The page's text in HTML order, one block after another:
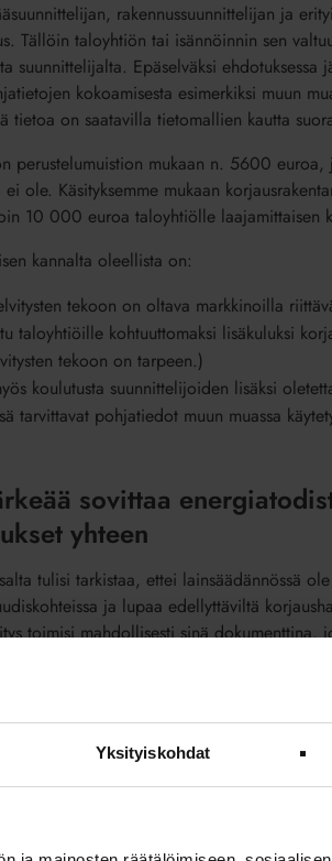
Yksityiskohdat
rakennussuunnittelijan ja
Tällöin taloyhtiön tai isännöinnin sen
suunnittelijalta. Epäselväksi ehdotuksessa
kokoamisesta esimerkiksi muun
tietoa on saatavilla tietomallien kautta
perustelumuistion mukaan n. 5600
ole. Käsityksemme mukaan
10 000 euroa taloyhtiölle laajamittaisen
kannalta oleellista on:
tekoon on oltava markkinoilla
taloyhtiöille kohtuuttomaksi lisäkuluksi
tekoon on tarpeen.)
koulutusta suunnittelijoiden lisäksi
tarvittavat pohjatiedot muun muassa
sovittaa
yhteen
tulisi tarkistaa, ettei lainsäädännössä
ja lupaa edellyttäviltä
toimisi mahdollisesti sinä dokumenttina,
oletettavasti ilmastoselvitystä
hiilijalanjälki olisi komission ehdotuksen
uusimista niin, että